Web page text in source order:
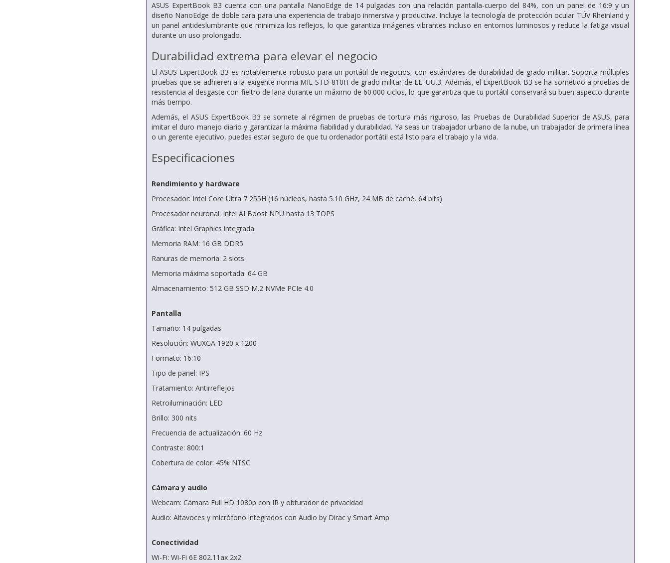
ASUS ExpertBook B3 cuenta con una pantalla NanoEdge de 14 pulgadas con una relación pantalla-cuerpo del 84%, con un panel de 16:9 y un
diseño NanoEdge de doble cara para una experiencia de trabajo inmersiva y productiva. Incluye la tecnología de protección ocular TÜV Rheinland y
un panel antideslumbrante que minimiza los reflejos, lo que garantiza imágenes vibrantes incluso en entornos luminosos y reduce la fatiga visual
durante un uso prolongado.
Durabilidad extrema para elevar el negocio
El ASUS ExpertBook B3 es notablemente robusto para un portátil de negocios, con estándares de durabilidad de grado militar. Soporta múltiples
pruebas que se adhieren a la exigente norma MIL-STD-810H de grado militar de EE. UU.3. Además, el ExpertBook B3 se ha sometido a pruebas de
resistencia al desgaste con fieltro de lana durante un máximo de 60.000 ciclos, lo que garantiza que tu portátil conservará su buen aspecto durante
más tiempo.
Además, el ASUS ExpertBook B3 se somete al régimen de pruebas de tortura más riguroso, las Pruebas de Durabilidad Superior de ASUS, para
imitar el duro manejo diario y garantizar la máxima fiabilidad y durabilidad. Ya seas un trabajador urbano de la nube, un trabajador de primera línea
o un gerente ejecutivo, puedes estar seguro de que tu ordenador portátil está listo para el trabajo y la vida.
Especificaciones
Rendimiento y hardware
Procesador: Intel Core Ultra 7 255H (16 núcleos, hasta 5.10 GHz, 24 MB de caché, 64 bits)
Procesador neuronal: Intel AI Boost NPU hasta 13 TOPS
Gráfica: Intel Graphics integrada
Memoria RAM: 16 GB DDR5
Ranuras de memoria: 2 slots
Memoria máxima soportada: 64 GB
Almacenamiento: 512 GB SSD M.2 NVMe PCIe 4.0
Pantalla
Tamaño: 14 pulgadas
Resolución: WUXGA 1920 x 1200
Formato: 16:10
Tipo de panel: IPS
Tratamiento: Antirreflejos
Retroiluminación: LED
Brillo: 300 nits
Frecuencia de actualización: 60 Hz
Contraste: 800:1
Cobertura de color: 45% NTSC
Cámara y audio
Webcam: Cámara Full HD 1080p con IR y obturador de privacidad
Audio: Altavoces y micrófono integrados con Audio by Dirac y Smart Amp
Conectividad
Wi-Fi: Wi-Fi 6E 802.11ax 2x2